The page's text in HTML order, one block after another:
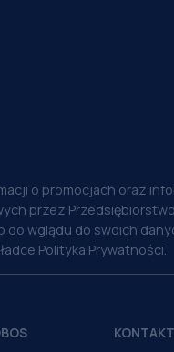
o promocjach oraz
przez Przedsiębiorstwo
wglądu do swoich
Polityka Prywatności.
KONTAKT